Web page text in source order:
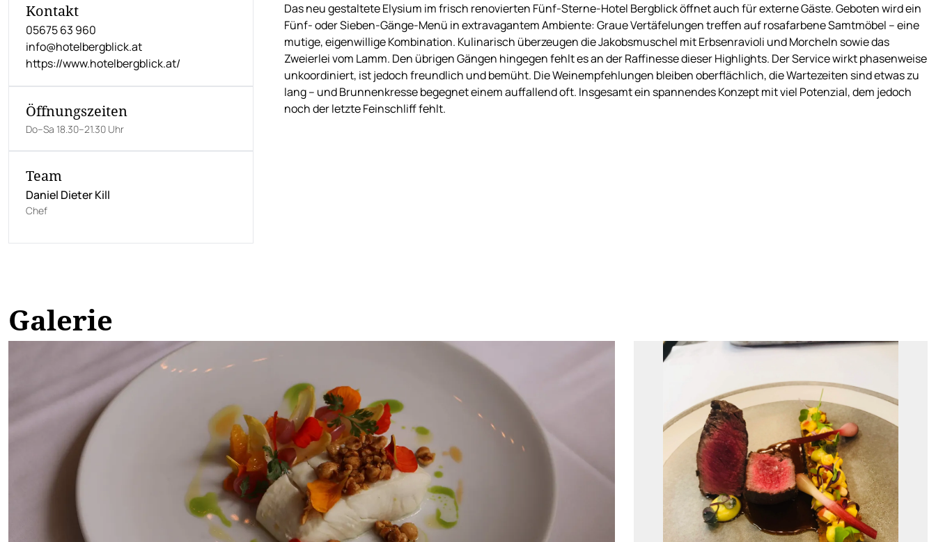
Kontakt
05675 63 960
info@hotelbergblick.at
https://www.hotelbergblick.at/
Öffnungszeiten
Do–Sa 18.30–21.30 Uhr
Team
Daniel Dieter Kill
Chef
Das neu gestaltete Elysium im frisch renovierten Fünf-Sterne-Hotel Bergblick öffnet auch für externe Gäste. Geboten wird ein
Fünf- oder Sieben-Gänge-Menü in extravagantem Ambiente: Graue Vertäfelungen treffen auf rosafarbene Samtmöbel – eine
mutige, eigenwillige Kombination. Kulinarisch überzeugen die Jakobsmuschel mit Erbsenravioli und Morcheln sowie das
Zweierlei vom Lamm. Den übrigen Gängen hingegen fehlt es an der Raffinesse dieser Highlights. Der Service wirkt phasenweise
unkoordiniert, ist jedoch freundlich und bemüht. Die Weinempfehlungen bleiben oberflächlich, die Wartezeiten sind etwas zu
lang – und Brunnenkresse begegnet einem auffallend oft. Insgesamt ein spannendes Konzept mit viel Potenzial, dem jedoch
noch der letzte Feinschliff fehlt.
Galerie